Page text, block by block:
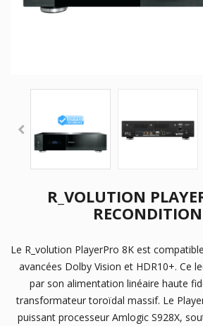
R_VOLUTION
Le R_volution PlayerPro 8K est
avancées Dolby Vision et HDR10+. Ce
par son alimentation linéaire haute
transformateur toroïdal massif. Le
puissant processeur Amlogic S928X,